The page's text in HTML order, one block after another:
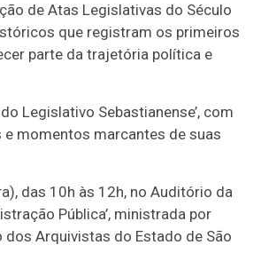
de Atas Legislativas do Século
que registram os primeiros
parte da trajetória política e
Legislativo Sebastianense’, com
momentos marcantes de suas
das 10h às 12h, no Auditório da
Pública’, ministrada por
Arquivistas do Estado de São